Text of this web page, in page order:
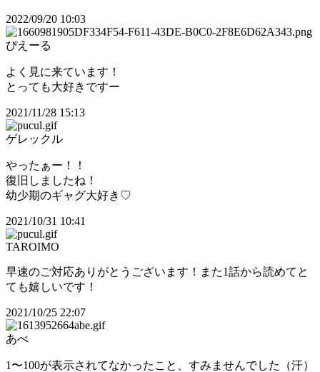
2022/09/20 10:03
ぴえーる
よく見に来ています！
とっても大好きですー
2021/11/28 15:13
ゲレックル
やったぁー！！
復旧しましたね！
幼少期のギャグ大好き♡
2021/10/31 10:41
TAROIMO
早速のご対応ありがとうございます！また1話から読めてと
ても嬉しいです！
2021/10/25 22:07
あべ
1〜100が表示されてなかったこと、すみませんでした（汗）